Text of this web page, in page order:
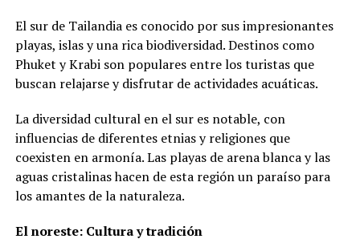
El sur de Tailandia es conocido por sus impresionantes
playas, islas y una rica biodiversidad. Destinos como
Phuket y Krabi son populares entre los turistas que
buscan relajarse y disfrutar de actividades acuáticas.
La diversidad cultural en el sur es notable, con
influencias de diferentes etnias y religiones que
coexisten en armonía. Las playas de arena blanca y las
aguas cristalinas hacen de esta región un paraíso para
los amantes de la naturaleza.
El noreste: Cultura y tradición